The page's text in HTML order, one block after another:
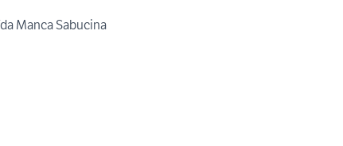
Manca Sabucina